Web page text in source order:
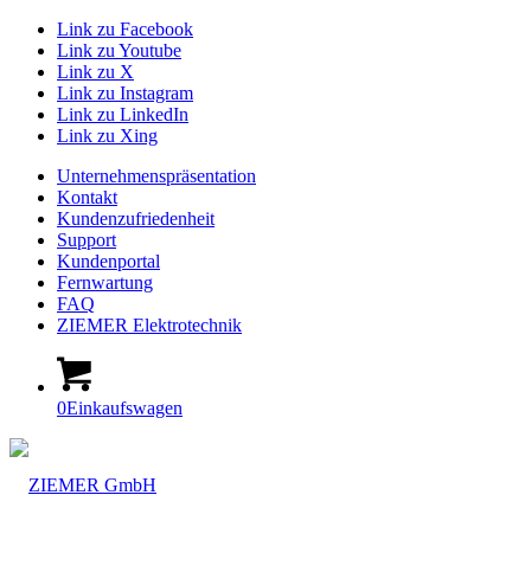
Link zu Facebook
Link zu Youtube
Link zu X
Link zu Instagram
Link zu LinkedIn
Link zu Xing
Unternehmenspräsentation
Kontakt
Kundenzufriedenheit
Support
Kundenportal
Fernwartung
FAQ
ZIEMER Elektrotechnik
0Einkaufswagen